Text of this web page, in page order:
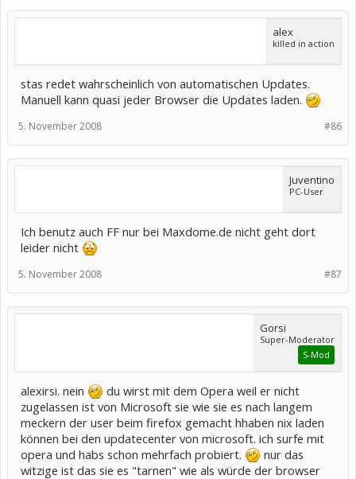
alex
killed in action
stas redet wahrscheinlich von automatischen Updates.
Manuell kann quasi jeder Browser die Updates laden.
#86
5. November 2008
Juventino
PC-User
Ich benutz auch FF nur bei Maxdome.de nicht geht dort
leider nicht
#87
5. November 2008
Gorsi
Super-Moderator
S-Mod
alexirsi. nein
du wirst mit dem Opera weil er nicht
zugelassen ist von Microsoft sie wie sie es nach langem
meckern der user beim firefox gemacht hhaben nix laden
können bei den updatecenter von microsoft. ich surfe mit
opera und habs schon mehrfach probiert.
nur das
witzige ist das sie es "tarnen" wie als würde der browser